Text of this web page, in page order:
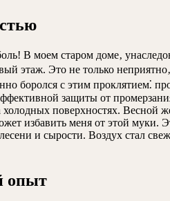
В моем старом доме‚
этаж. Это не только
с этим проклятием⁚
защиты от
поверхностях. Весной
избавить меня от этой муки.
и сырости. Воздух стал
опыт